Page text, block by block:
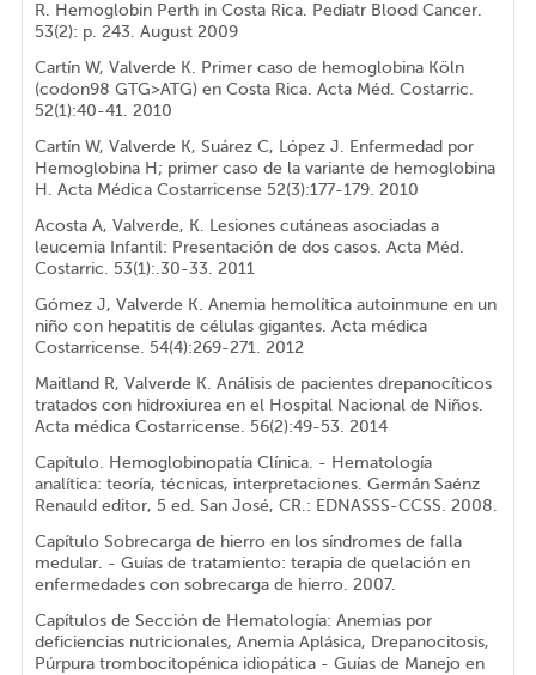
R. Hemoglobin Perth in Costa Rica. Pediatr Blood Cancer.
53(2): p. 243. August 2009
Cartín W, Valverde K. Primer caso de hemoglobina Köln
(codon98 GTG>ATG) en Costa Rica. Acta Méd. Costarric.
52(1):40-41. 2010
Cartín W, Valverde K, Suárez C, López J. Enfermedad por
Hemoglobina H; primer caso de la variante de hemoglobina
H. Acta Médica Costarricense 52(3):177-179. 2010
Acosta A, Valverde, K. Lesiones cutáneas asociadas a
leucemia Infantil: Presentación de dos casos. Acta Méd.
Costarric. 53(1):.30-33. 2011
Gómez J, Valverde K. Anemia hemolítica autoinmune en un
niño con hepatitis de células gigantes. Acta médica
Costarricense. 54(4):269-271. 2012
Maitland R, Valverde K. Análisis de pacientes drepanocíticos
tratados con hidroxiurea en el Hospital Nacional de Niños.
Acta médica Costarricense. 56(2):49-53. 2014
Capítulo. Hemoglobinopatía Clínica. - Hematología
analítica: teoría, técnicas, interpretaciones. Germán Saénz
Renauld editor, 5 ed. San José, CR.: EDNASSS-CCSS. 2008.
Capítulo Sobrecarga de hierro en los síndromes de falla
medular. - Guías de tratamiento: terapia de quelación en
enfermedades con sobrecarga de hierro. 2007.
Capítulos de Sección de Hematología: Anemias por
deficiencias nutricionales, Anemia Aplásica, Drepanocitosis,
Púrpura trombocitopénica idiopática - Guías de Manejo en